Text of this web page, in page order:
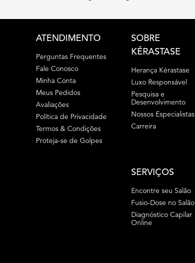
ATENDIMENTO
Perguntas Frequentes
Fale Conosco
Minha Conta
Meus Pedidos
Avaliações
Política de Privacidade
Termos & Condições
Proteja-se de Golpes
SOBRE
KÉRASTASE
Herança Kérastase
Luxo Responsável
Pesquisa e
Desenvolvimento
Nossos Especialistas
Carreira
SERVIÇOS
Encontre seu Salão
Fusio-Dose no Salão
Diagnóstico Capilar
Online